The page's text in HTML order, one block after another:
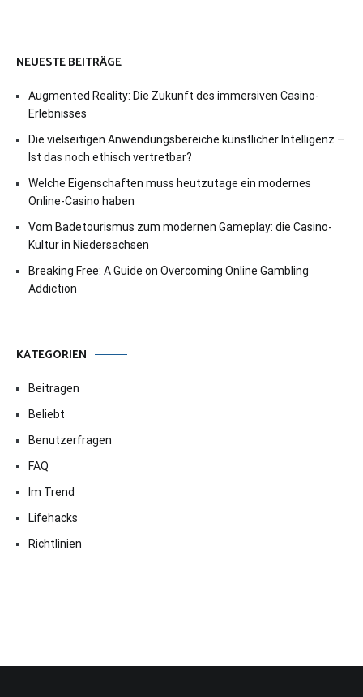
NEUESTE BEITRÄGE
Augmented Reality: Die Zukunft des immersiven Casino-
Erlebnisses
Die vielseitigen Anwendungsbereiche künstlicher Intelligenz –
Ist das noch ethisch vertretbar?
Welche Eigenschaften muss heutzutage ein modernes
Online-Casino haben
Vom Badetourismus zum modernen Gameplay: die Casino-
Kultur in Niedersachsen
Breaking Free: A Guide on Overcoming Online Gambling
Addiction
KATEGORIEN
Beitragen
Beliebt
Benutzerfragen
FAQ
Im Trend
Lifehacks
Richtlinien